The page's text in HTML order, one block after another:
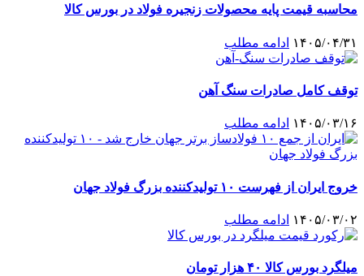
محاسبه قیمت پایه محصولات زنجیره فولاد در بورس کالا
۱۴۰۵/۰۴/۳۱ ادامه مطلب
توقف کامل صادرات سنگ آهن
۱۴۰۵/۰۳/۱۶ ادامه مطلب
خروج ایران از فهرست ۱۰ تولیدکننده بزرگ فولاد جهان
۱۴۰۵/۰۳/۰۲ ادامه مطلب
میلگرد بورس کالا ۴۰ هزار تومان